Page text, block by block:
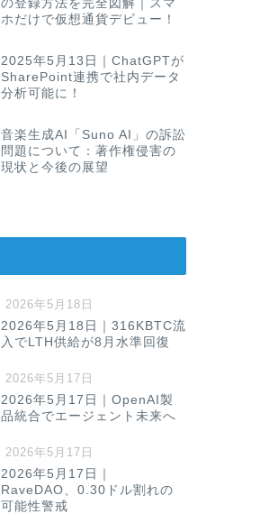
の登録方法を完全図解｜スマ
ホだけで仮想通貨デビュー！
2025年5月13日｜ChatGPTが
SharePoint連携で社内データ
分析可能に！
音楽生成AI「Suno AI」の訴訟
問題について：著作権侵害の
現状と今後の展望
2026年5月18日
2026年5月18日｜316KBTC流
入でLTH供給が8月水準回復
2026年5月17日
2026年5月17日｜OpenAI製
品統合でエージェント未来へ
2026年5月17日
2026年5月17日｜
RaveDAO、0.30ドル割れの
可能性警戒